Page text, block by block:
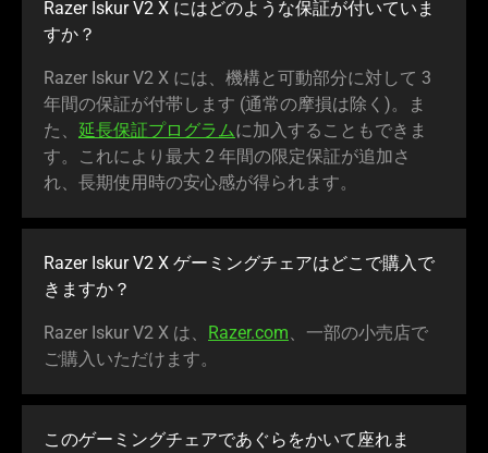
Razer Iskur V2 X にはどのような保証が付いていま
すか ？
Razer Iskur V2 X には、機構と可動部分に対して 3
年間の保証が付帯します (通常の摩損は除く)。ま
た、 延長保証プログラムに加入することもできま
す。これにより最大 2 年間の限定保証が追加さ
れ、長期使用時の安心感が得られます。
Razer Iskur V2 X ゲーミングチェアはどこで購入で
きま すか ？
Razer Iskur V2 X は、 Razer.com 、一部の小売店で
ご購入いただけ ます。
このゲーミングチェアであぐらをかいて座れま